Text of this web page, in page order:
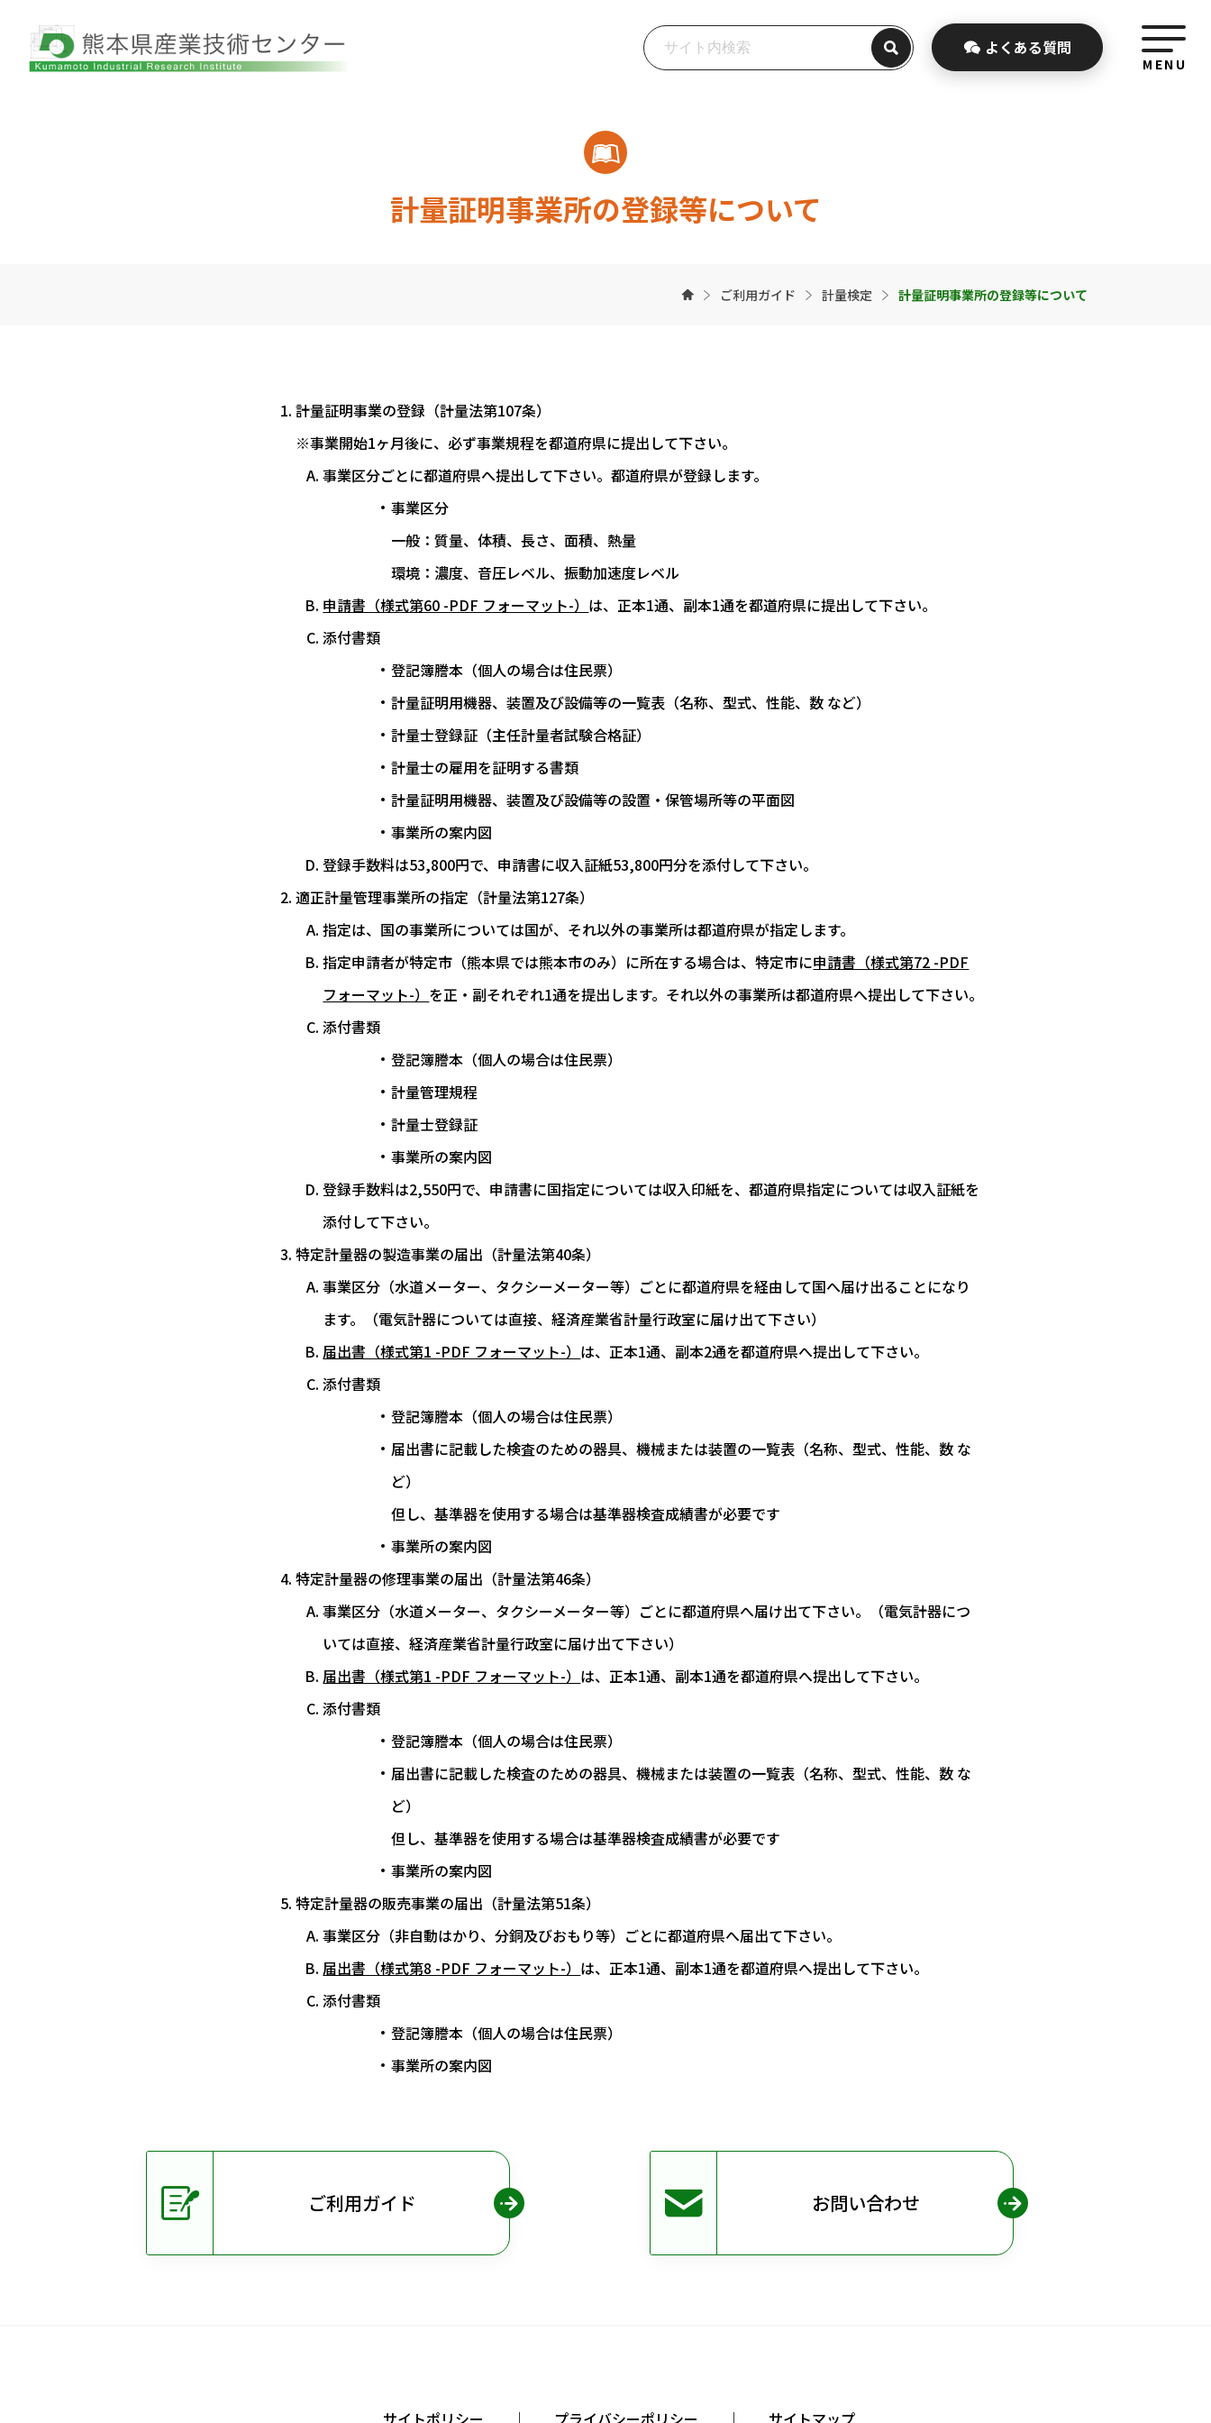
よくある質問
MENU
計量証明事業所の登録等について
ご利用ガイド 計量検定 計量証明事業所の登録等について
計量証明事業の登録（計量法第107条）
※事業開始1ヶ月後に、必ず事業規程を都道府県に提出して下さい。
事業区分ごとに都道府県へ提出して下さい。都道府県が登録します。
事業区分
一般：質量、体積、長さ、面積、熱量
環境：濃度、音圧レベル、振動加速度レベル
申請書（様式第60 -PDF フォーマット-） は、正本1通、副本1通を都道府県に提出して下さい。
添付書類
登記簿謄本（個人の場合は住民票）
計量証明用機器、装置及び設備等の一覧表（名称、型式、性能、数 など）
計量士登録証（主任計量者試験合格証）
計量士の雇用を証明する書類
計量証明用機器、装置及び設備等の設置・保管場所等の平面図
事業所の案内図
登録手数料は53,800円で、申請書に収入証紙53,800円分を添付して下さい。
適正計量管理事業所の指定（計量法第127条）
指定は、国の事業所については国が、それ以外の事業所は都道府県が指定します。
指定申請者が特定市（熊本県では熊本市のみ）に所在する場合は、特定市に申請書（様式第72 -PDF
フォーマット-） を正・副それぞれ1通を提出します。それ以外の事業所は都道府県へ提出して下さい。
添付書類
登記簿謄本（個人の場合は住民票）
計量管理規程
計量士登録証
事業所の案内図
登録手数料は2,550円で、申請書に国指定については収入印紙を、都道府県指定については収入証紙を
添付して下さい。
特定計量器の製造事業の届出（計量法第40条）
事業区分（水道メーター、タクシーメーター等）ごとに都道府県を経由して国へ届け出ることになり
ます。（電気計器については直接、経済産業省計量行政室に届け出て下さい）
届出書（様式第1 -PDF フォーマット-） は、正本1通、副本2通を都道府県へ提出して下さい。
添付書類
登記簿謄本（個人の場合は住民票）
届出書に記載した検査のための器具、機械または装置の一覧表（名称、型式、性能、数 な
ど）
但し、基準器を使用する場合は基準器検査成績書が必要です
事業所の案内図
特定計量器の修理事業の届出（計量法第46条）
事業区分（水道メーター、タクシーメーター等）ごとに都道府県へ届け出て下さい。（電気計器につ
いては直接、経済産業省計量行政室に届け出て下さい）
届出書（様式第1 -PDF フォーマット-） は、正本1通、副本1通を都道府県へ提出して下さい。
添付書類
登記簿謄本（個人の場合は住民票）
届出書に記載した検査のための器具、機械または装置の一覧表（名称、型式、性能、数 な
ど）
但し、基準器を使用する場合は基準器検査成績書が必要です
事業所の案内図
特定計量器の販売事業の届出（計量法第51条）
事業区分（非自動はかり、分銅及びおもり等）ごとに都道府県へ届出て下さい。
届出書（様式第8 -PDF フォーマット-） は、正本1通、副本1通を都道府県へ提出して下さい。
添付書類
登記簿謄本（個人の場合は住民票）
事業所の案内図
ご利用ガイド お問い合わせ
サイトポリシー プライバシーポリシー サイトマップ